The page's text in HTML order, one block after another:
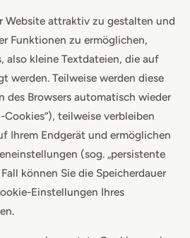
Website attraktiv zu gestalten und
Funktionen zu ermöglichen,
also kleine Textdateien, die auf
werden. Teilweise werden diese
des Browsers automatisch wieder
Cookies“), teilweise verbleiben
Ihrem Endgerät und ermöglichen
(sog. „persistente
können Sie die Speicherdauer
Einstellungen Ihres